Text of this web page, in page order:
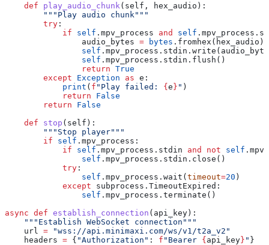
    def
play_audio_chunk ( self , hex_audio ):
        """Play audio chunk"""
        try
:
            if
self .mpv_process and self
                audio_bytes
= bytes .fromhex(hex_audio)
                self
                self
.mpv_process.stdin.flush()
                return
True
        except
Exception as e:
            print
( f "Play failed: { e } " )
            return
False
        return
False
    def
stop ( self ):
        """Stop player"""
        if
self .mpv_process:
            if
self .mpv_process.stdin and not self
                self
.mpv_process.stdin.close()
            try
:
                self
.mpv_process.wait( timeout=20 )
            except
subprocess.TimeoutExpired:
                self
.mpv_process.terminate()
async def establish_connection ( api_key ):
    """Establish WebSocket connection"""
    url
= "wss://api.minimaxi.com/ws/v1/t2a_v2"
    headers
= { "Authorization" : f "Bearer { api_key } " }